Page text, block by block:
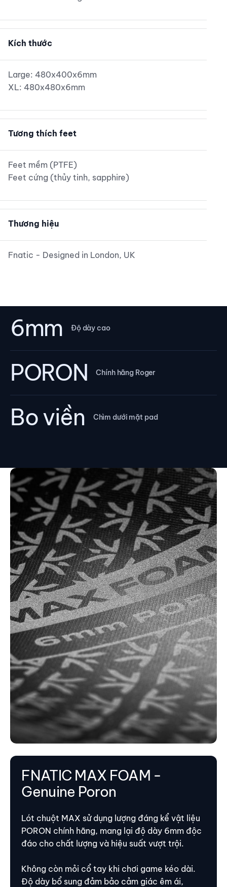
Kích thước
Large: 480x400x6mm
XL: 480x480x6mm
Tương thích feet
Feet mềm (PTFE)
Feet cứng (thủy tinh, sapphire)
Thương hiệu
Fnatic - Designed in London, UK
6mm Độ dày cao
PORON Chính hãng Roger
Bo viền Chìm dưới mặt pad
FNATIC MAX FOAM -
Genuine Poron
Lót chuột MAX sử dụng lượng đáng kể vật liệu
PORON chính hãng, mang lại độ dày 6mm độc
đáo cho chất lượng và hiệu suất vượt trội.
Không còn mỏi cổ tay khi chơi game kéo dài.
Độ dày bổ sung đảm bảo cảm giác êm ái,